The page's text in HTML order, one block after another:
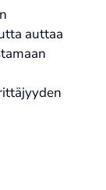
auttaa